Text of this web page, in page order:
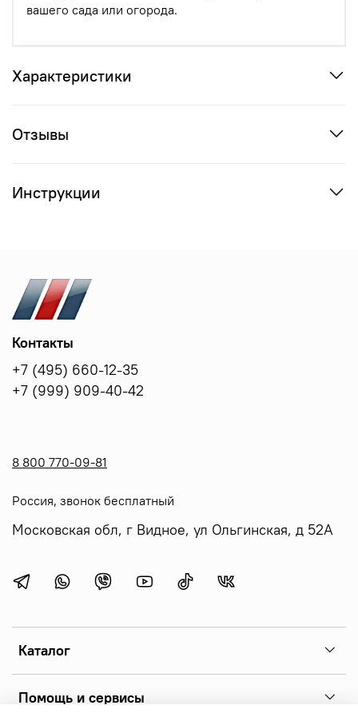
вашего сада или огорода.
Характеристики
Отзывы
Инструкции
Каталог
Помощь и сервисы
Контакты
+7 (495) 660-12-35
+7 (999) 909-40-42
8 800 770-09-81
Россия, звонок бесплатный
Московская обл, г Видное, ул Ольгинская, д 52А